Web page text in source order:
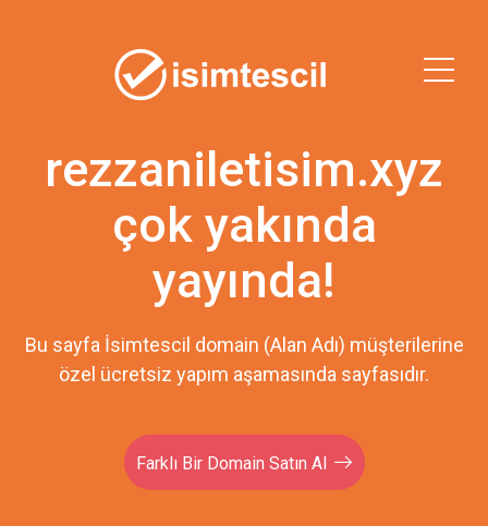
rezzaniletisim.xyz
çok yakında
yayında!
Bu sayfa İsimtescil domain (Alan Adı) müşterilerine
özel ücretsiz yapım aşamasında sayfasıdır.
Farklı Bir Domain Satın Al